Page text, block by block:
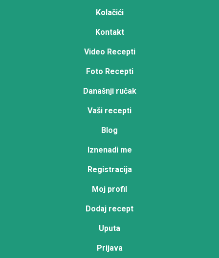
Kolačići
Kontakt
Video Recepti
Foto Recepti
Današnji ručak
Vaši recepti
Blog
Iznenadi me
Registracija
Moj profil
Dodaj recept
Uputa
Prijava